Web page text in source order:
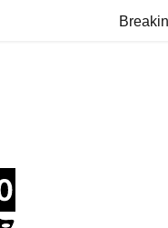
Teatro Biondo di